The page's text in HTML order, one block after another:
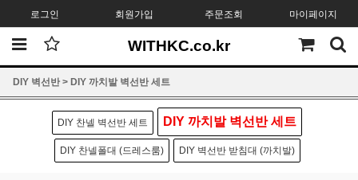
로그인 회원가입 주문조회 마이페이지
WITHKC.co.kr
DIY 벽선반 > DIY 까치발 벽선반 세트
DIY 찬넬 벽선반 세트 DIY 까치발 벽선반 세트
DIY 찬넬폴대 (드레스룸) DIY 벽선반 받침대 (까치발)